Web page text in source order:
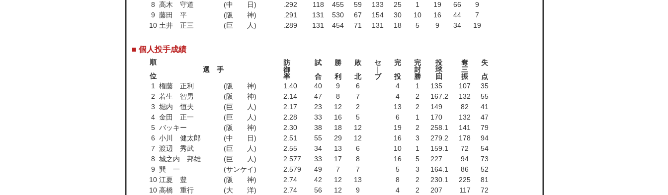
8 高木 守道 (中 日) .292 118 455 59 133 25 1 19 66
9
9 藤田 平 (阪 神) .291 131 530 67 154 30 10 16 44
7
10 土井 正三 (巨 人) .289 131 454 71 131 18 5 9 34 19
■ 個人投手成績
順
位
選 手
防
御
率
試
合
勝
利
敗
北
セ
ブ
完
投
完
封
勝
投
球
回
奪
三
振
失
点
1
権藤 正利 (阪 神) 1.40 40 9 6 4 1 135 107
35
2 若生 智男 (阪 神) 2.14 47 8 7 4 2 167 .2 132
55
3 堀内 恒夫 (巨 人) 2.17 23 12 2 13 2 149 82
41
4 金田 正一 (巨 人) 2.28 33 16 5 6 1 170 132
47
5 バッキー (阪 神) 2.30 38 18 12 19 2 258 .1 141
79
6 小川 健太郎 (中 日) 2.51 55 29 12 16 3 279 .2 178
94
7 渡辺 秀武 (巨 人) 2.55 34 13 6 10 1 159 .1 72
54
8 城之内 邦雄 (巨 人) 2.577 33 17 8 16 5 227 94
73
9 巽 一 (サンケイ) 2.579 49 7 7 5 3 164 .1 86
52
10 江夏 豊 (阪 神) 2.74 42 12 13 8 2 230 .1 225
81
10 高橋 重行 (大 洋) 2.74 56 12 9 4 2 207 117 72